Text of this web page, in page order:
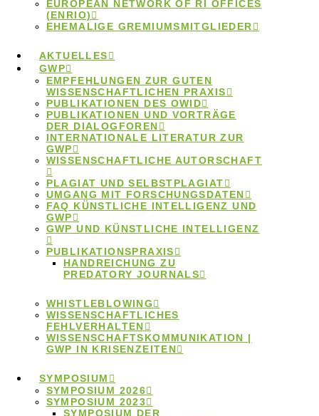
EUROPEAN NETWORK OF RI OFFICES
(ENRIO)
EHEMALIGE GREMIUMSMITGLIEDER
AKTUELLES
GWP
EMPFEHLUNGEN ZUR GUTEN
WISSENSCHAFTLICHEN PRAXIS
PUBLIKATIONEN DES OWID
PUBLIKATIONEN UND VORTRÄGE
DER DIALOGFOREN
INTERNATIONALE LITERATUR ZUR
GWP
WISSENSCHAFTLICHE AUTORSCHAFT
PLAGIAT UND SELBSTPLAGIAT
UMGANG MIT FORSCHUNGSDATEN
FAQ KÜNSTLICHE INTELLIGENZ UND
GWP
GWP UND KÜNSTLICHE INTELLIGENZ
PUBLIKATIONSPRAXIS
HANDREICHUNG ZU
PREDATORY JOURNALS
WHISTLEBLOWING
WISSENSCHAFTLICHES
FEHLVERHALTEN
WISSENSCHAFTSKOMMUNIKATION |
GWP IN KRISENZEITEN
SYMPOSIUM
SYMPOSIUM 2026
SYMPOSIUM 2023
SYMPOSIUM DER
2026
Hier finden Sie Mitschnitte der Vorträge des
Ombudssymposiums 2026 zum Thema
„Ombudsarbeit im Spannungsfeld zwischen
Vertraulichkeit und Öffentlichkeit“.
10.Dezember 2025
Orientierung zur
transnationalen
Fallbearbeitung
Deutschland und Luxemburg haben Empfehlungen
zur Bearbeitung internationaler Verdachtsfälle auf
wissenschaftliches Fehlverhalten erarbeitet.
10.Dezember 2025